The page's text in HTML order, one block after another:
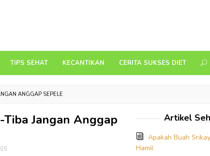
TIPS SEHAT KECANTIKAN CERITA SUKSES DIET
ANGGAP SEPELE
Jangan Anggap
Artikel
Apakah Buah
Hamil